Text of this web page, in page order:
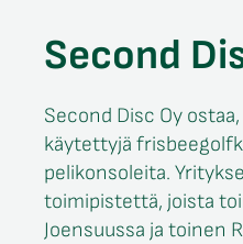
Second
Second Disc Oy
käytettyjä
pelikonsoleita.
toimipistettä, joista
Joensuussa ja toinen